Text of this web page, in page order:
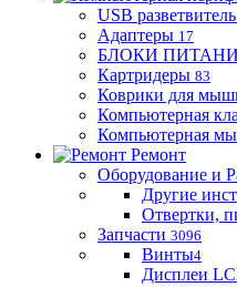
USB
Адаптеры 17
БЛОКИ
Картридеры 83
Коврики для
Компьютерная
Компьютерная
Ремонт
Оборудование и
Другие
Отвертки,
Запчасти 3096
Винты4
Дисплеи